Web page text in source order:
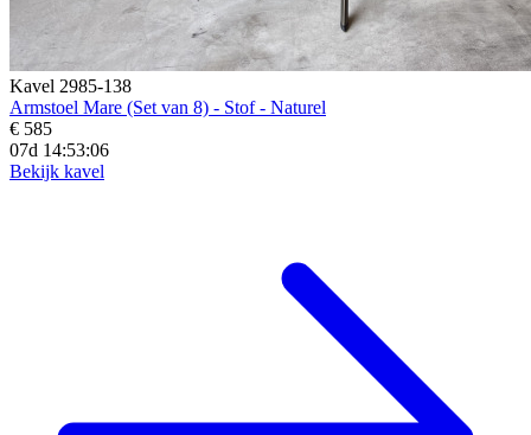
Kavel 2985-138
Armstoel Mare (Set van 8) - Stof - Naturel
€ 585
07d 14:53:05
Bekijk kavel